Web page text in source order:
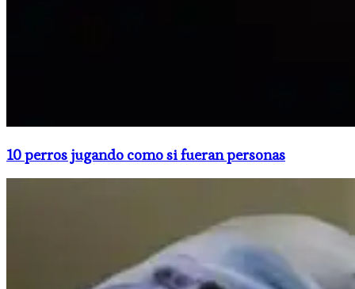
10 perros jugando como si fueran personas